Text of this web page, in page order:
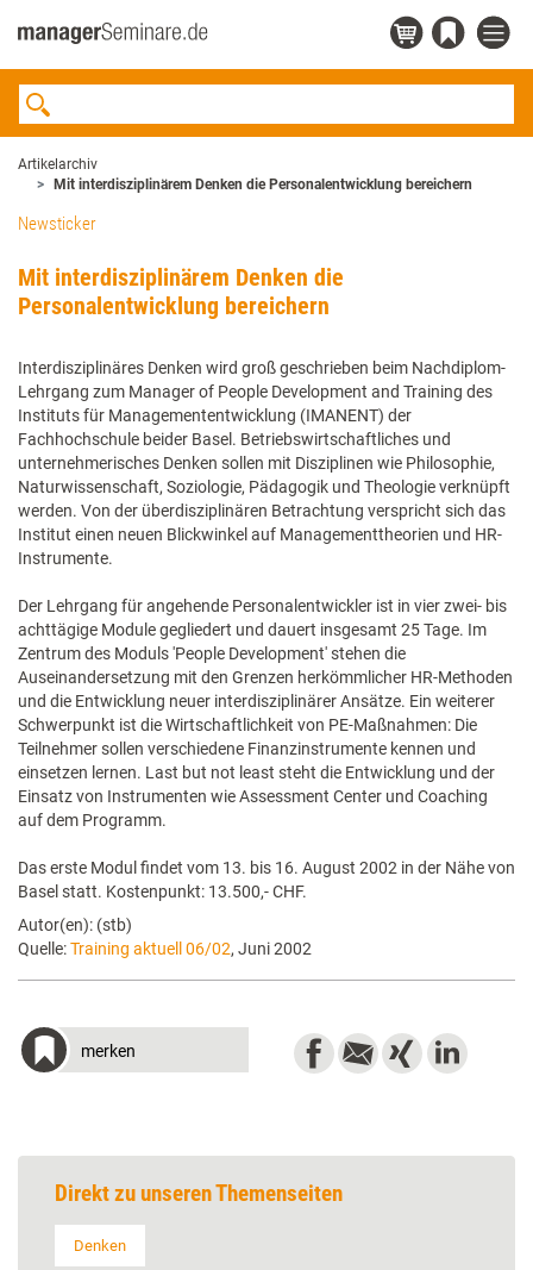
Artikelarchiv
Mit interdisziplinärem Denken die Personalentwicklung bereichern
Newsticker
Mit interdisziplinärem Denken die
Personalentwicklung bereichern
Interdisziplinäres Denken wird groß geschrieben beim Nachdiplom-
Lehrgang zum Manager of People Development and Training des
Instituts für Managemententwicklung (IMANENT) der
Fachhochschule beider Basel. Betriebswirtschaftliches und
unternehmerisches Denken sollen mit Disziplinen wie Philosophie,
Naturwissenschaft, Soziologie, Pädagogik und Theologie verknüpft
werden. Von der überdisziplinären Betrachtung verspricht sich das
Institut einen neuen Blickwinkel auf Managementtheorien und HR-
Instrumente.
Der Lehrgang für angehende Personalentwickler ist in vier zwei- bis
achttägige Module gegliedert und dauert insgesamt 25 Tage. Im
Zentrum des Moduls 'People Development' stehen die
Auseinandersetzung mit den Grenzen herkömmlicher HR-Methoden
und die Entwicklung neuer interdisziplinärer Ansätze. Ein weiterer
Schwerpunkt ist die Wirtschaftlichkeit von PE-Maßnahmen: Die
Teilnehmer sollen verschiedene Finanzinstrumente kennen und
einsetzen lernen. Last but not least steht die Entwicklung und der
Einsatz von Instrumenten wie Assessment Center und Coaching
auf dem Programm.
Das erste Modul findet vom 13. bis 16. August 2002 in der Nähe von
Basel statt. Kostenpunkt: 13.500,- CHF.
Autor(en): (stb)
Quelle:Training aktuell 06/02, Juni 2002
merken
Direkt zu unseren Themenseiten
Denken